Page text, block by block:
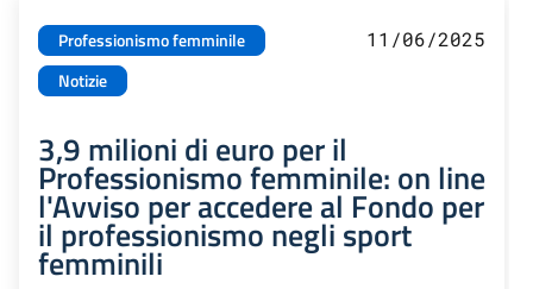
Professionismo femminile
Notizie
11/06/2025
3,9 milioni di euro per il
Professionismo femminile: on line
l'Avviso per accedere al Fondo per
il professionismo negli sport
femminili